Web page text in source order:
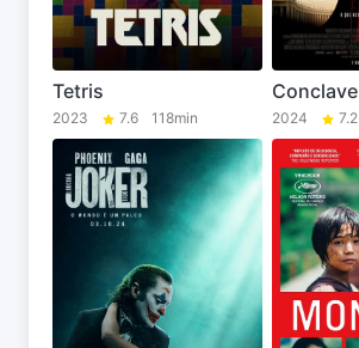
Tetris
2023 7.6 118min
Conclave
2024 7.2